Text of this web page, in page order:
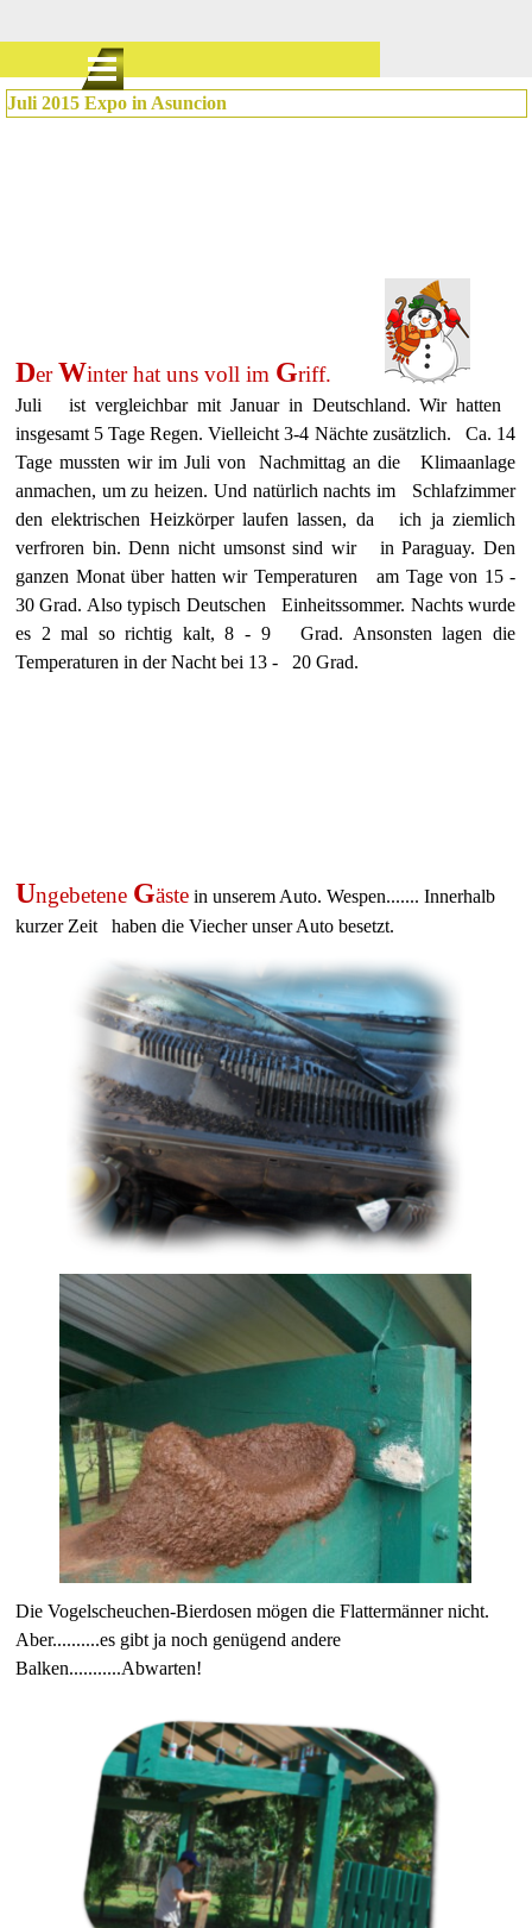
Menü überspringen
Juli 2015 Expo in Asuncion
DerWinter hat uns voll im Griff.
Juli ist vergleichbar mit Januar in Deutschland. Wir hatten
insgesamt 5 Tage Regen. Vielleicht 3-4 Nächte zusätzlich. Ca. 14
Tage mussten wir im Juli von Nachmittag an die Klimaanlage
anmachen, um zu heizen. Und natürlich nachts im Schlafzimmer
den elektrischen Heizkörper laufen lassen, da ich ja ziemlich
verfroren bin. Denn nicht umsonst sind wir in Paraguay. Den
ganzen Monat über hatten wir Temperaturen am Tage von 15 -
30 Grad. Also typisch Deutschen Einheitssommer. Nachts wurde
es 2 mal so richtig kalt, 8 - 9 Grad. Ansonsten lagen die
Temperaturen in der Nacht bei 13 - 20 Grad.
Ungebetene Gäste in unserem Auto. Wespen....... Innerhalb
kurzer Zeit haben die Viecher unser Auto besetzt.
Die Vogelscheuchen-Bierdosen mögen die Flattermänner nicht.
Aber..........es gibt ja noch genügend andere
Balken...........Abwarten!